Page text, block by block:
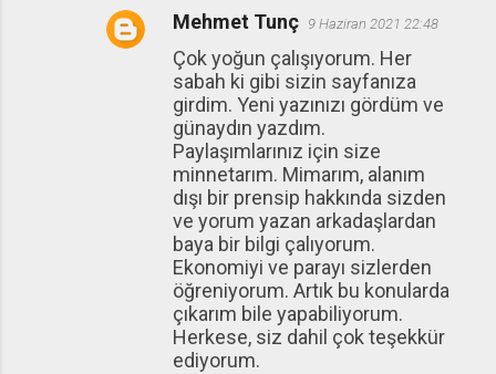
Mehmet Tunç 9 Haziran 2021 22:48
Çok yoğun çalışıyorum. Her
sabah ki gibi sizin sayfanıza
girdim. Yeni yazınızı gördüm ve
günaydın yazdım.
Paylaşımlarınız için size
minnetarım. Mimarım, alanım
dışı bir prensip hakkında sizden
ve yorum yazan arkadaşlardan
baya bir bilgi çalıyorum.
Ekonomiyi ve parayı sizlerden
öğreniyorum. Artık bu konularda
çıkarım bile yapabiliyorum.
Herkese, siz dahil çok teşekkür
ediyorum.